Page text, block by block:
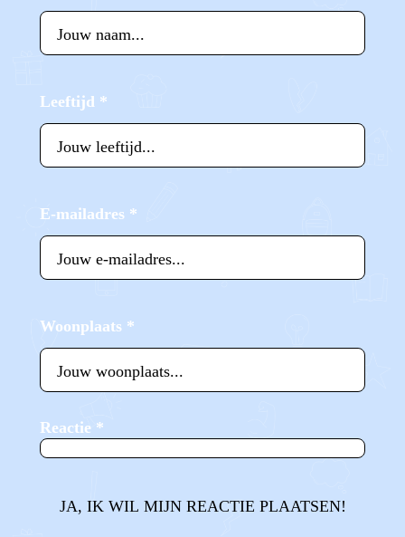
Leeftijd *
E-mailadres *
Woonplaats *
Reactie *
JA, IK WIL MIJN REACTIE PLAATSEN!